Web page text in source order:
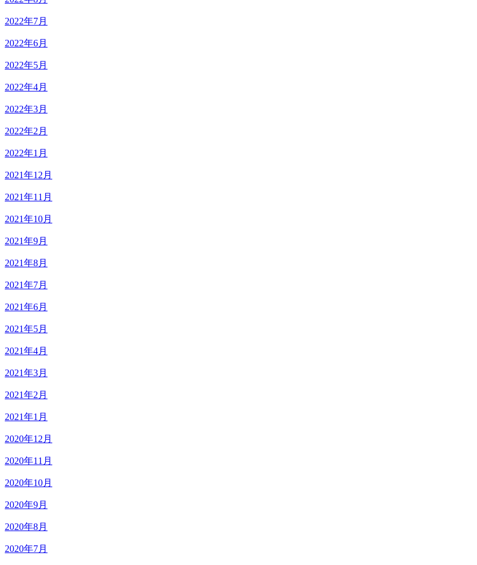
2022年7月
2022年6月
2022年5月
2022年4月
2022年3月
2022年2月
2022年1月
2021年12月
2021年11月
2021年10月
2021年9月
2021年8月
2021年7月
2021年6月
2021年5月
2021年4月
2021年3月
2021年2月
2021年1月
2020年12月
2020年11月
2020年10月
2020年9月
2020年8月
2020年7月